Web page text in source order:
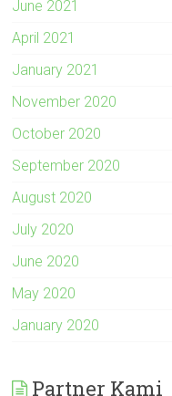
June 2021
April 2021
January 2021
November 2020
October 2020
September 2020
August 2020
July 2020
June 2020
May 2020
January 2020
Partner Kami